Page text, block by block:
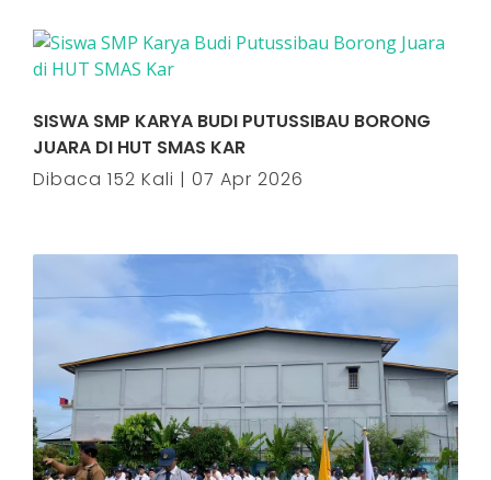
SISWA SMP KARYA BUDI PUTUSSIBAU BORONG
JUARA DI HUT SMAS KAR
Dibaca 152 Kali | 07 Apr 2026